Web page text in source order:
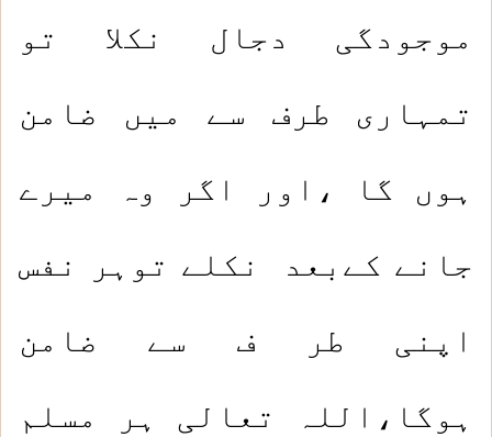
موجودگی دجال نکلا تو
تمہاری طرف سے میں ضامن
ہوں گا ،اور اگر وہ میرے
جانے کےبعد نکلے توہر نفس
اپنی طر ف سے ضامن
ہوگا،اللہ تعالی ہر مسلم